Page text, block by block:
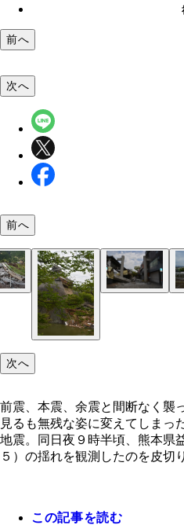
前へ
前震、本震、余震と
風景を見るも無残な
脱線した九州新幹線
作業は行なわれてい
益城町役場近くの住
分がつぶれてしまっ
築年数が古いアパー
ていた
倒壊した自宅に着替
益城町では瓦屋根の
倒壊を招きやすい状
益城町役場から徒歩
落ちた屋根だけを残
地震で崩れ落ちた土
阿蘇東急ゴルフクラ
南阿蘇村の村営キャ
いた
阿蘇の名湯、栃木（
にて。運悪く、２台
次へ
前へ
次へ
前震、本震、余震と間断なく襲
見るも無残な姿に変えてしま
地震。同日夜９時半頃、熊本県
５）の揺れを観測したのを皮切
この記事を読む